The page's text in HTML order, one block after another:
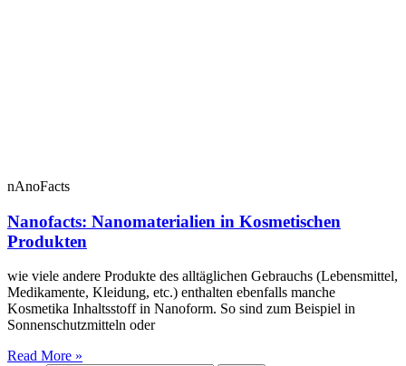
nAnoFacts
Nanofacts: Nanomaterialien in Kosmetischen
Produkten
wie viele andere Produkte des alltäglichen Gebrauchs (Lebensmittel,
Medikamente, Kleidung, etc.) enthalten ebenfalls manche
Kosmetika Inhaltsstoff in Nanoform. So sind zum Beispiel in
Sonnenschutzmitteln oder
Read More »